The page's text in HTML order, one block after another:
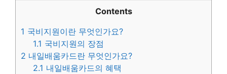
Contents
1 국비지원이란 무엇인가요?
1.1 국비지원의 장점
2 내일배움카드란 무엇인가요?
2.1 내일배움카드의 혜택